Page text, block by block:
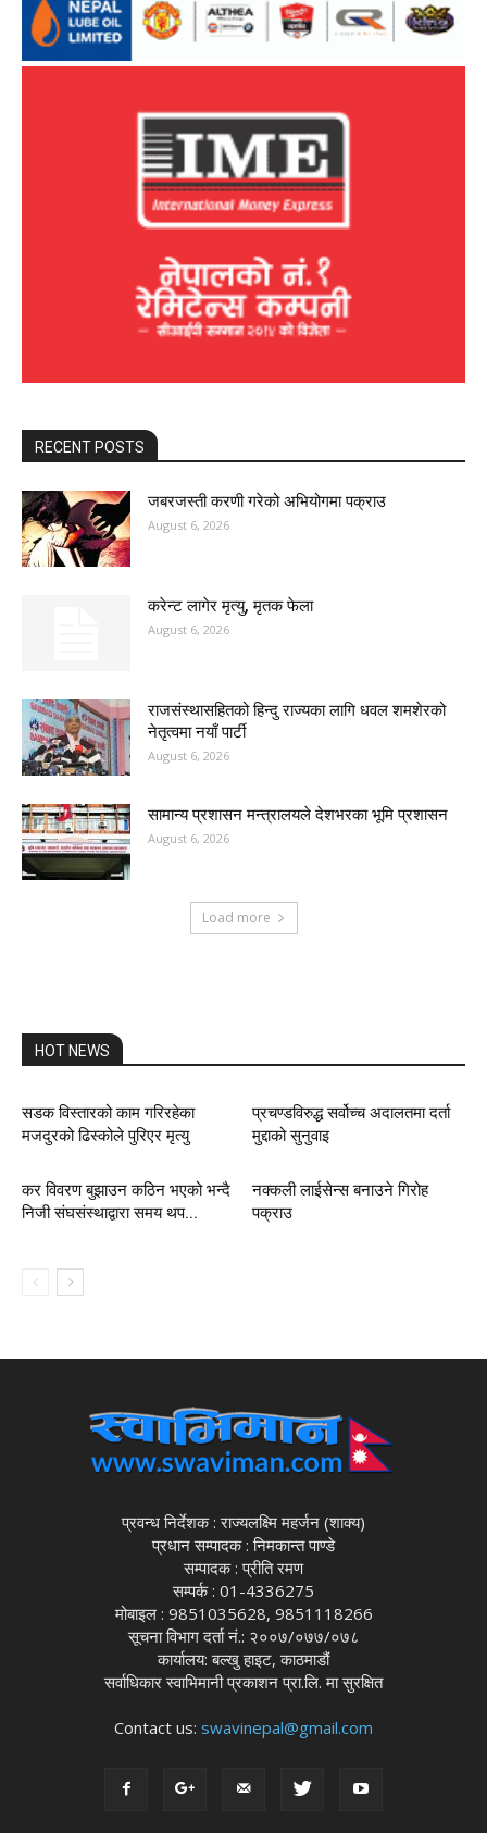
RECENT POSTS
जबरजस्ती करणी गरेको अभियोगमा पक्राउ
August 6, 2026
करेन्ट लागेर मृत्यु, मृतक फेला
August 6, 2026
राजसंस्थासहितको हिन्दु राज्यका लागि धवल शमशेरको
नेतृत्वमा नयाँ पार्टी
August 6, 2026
सामान्य प्रशासन मन्त्रालयले देशभरका भूमि प्रशासन
August 6, 2026
Load more
HOT NEWS
सडक विस्तारको काम गरिरहेका
मजदुरको ढिस्कोले पुरिएर मृत्यु
प्रचण्डविरुद्ध सर्वोच्च अदालतमा दर्ता
मुद्दाको सुनुवाइ
कर विवरण बुझाउन कठिन भएको भन्दै
निजी संघसंस्थाद्वारा समय थप...
नक्कली लाईसेन्स बनाउने गिरोह
पक्राउ
प्रवन्ध निर्देशक : राज्यलक्ष्मि महर्जन (शाक्य)
प्रधान सम्पादक : निमकान्त पाण्डे
सम्पादक : प्रीति रमण
सम्पर्क : 01-4336275
मोबाइल : 9851035628, 9851118266
सूचना विभाग दर्ता नं.: २००७/०७७/०७८
कार्यालय: बल्खु हाइट, काठमाडौं
सर्वाधिकार स्वाभिमानी प्रकाशन प्रा.लि. मा सुरक्षित
Contact us: swavinepal@gmail.com